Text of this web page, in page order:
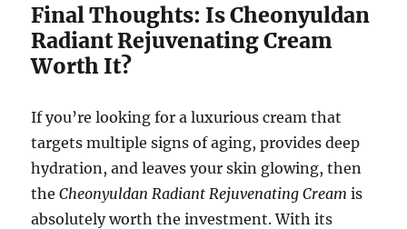
Final Thoughts: Is Cheonyuldan
Radiant Rejuvenating Cream
Worth It?
If you’re looking for a luxurious cream that
targets multiple signs of aging, provides deep
hydration, and leaves your skin glowing, then
theCheonyuldan Radiant Rejuvenating Cream is
absolutely worth the investment. With its